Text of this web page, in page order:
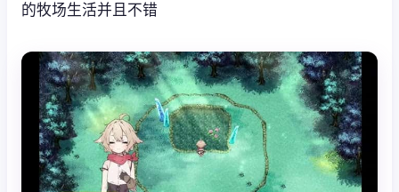
的牧场生活并且不错